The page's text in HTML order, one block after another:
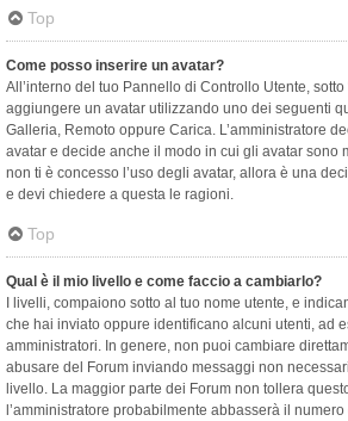
Top
Come posso inserire un avatar?
All’interno del tuo Pannello di Controllo Utente, sotto
aggiungere un avatar utilizzando uno dei seguenti
Galleria, Remoto oppure Carica. L’amministratore
avatar e decide anche il modo in cui gli avatar sono
non ti è concesso l’uso degli avatar, allora è una
e devi chiedere a questa le ragioni.
Top
Qual è il mio livello e come faccio a cambiarlo?
I livelli, compaiono sotto al tuo nome utente, e
che hai inviato oppure identificano alcuni utenti, ad
amministratori. In genere, non puoi cambiare
abusare del Forum inviando messaggi non
livello. La maggior parte dei Forum non tollera
l’amministratore probabilmente abbasserà il